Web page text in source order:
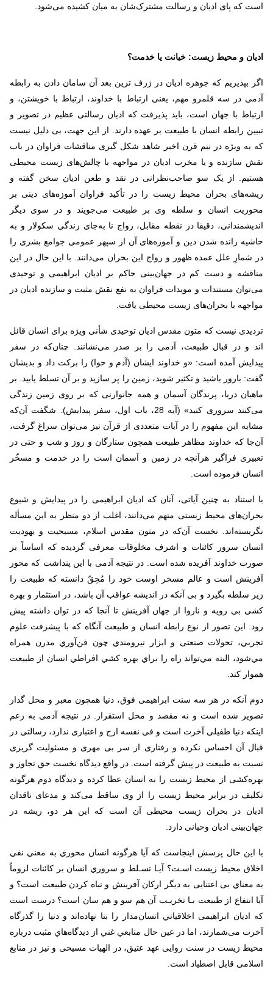
است که پای ادیان و رسالت مشترک‌شان به میان کشیده می‌شود.
ادیان و محیط زیست: خیانت یا خدمت؟
اگر بپذیریم که جوهره ادیان در ژرف‌ ترین بعد آن سامان دادن به رابطه
آدمی در سه قلمرو مهم، یعنی ارتباط با خداوند، ارتباط با خویشتن، و
ارتباط با جهان است، باید پذیرفت که ادیان رسالتی عظیم در تصویر و
تبیین رابطه انسان با طبیعت بر عهده دارند. از این جهت، بی دلیل نیست
که به ویژه در نیم قرن اخیر شاهد شکل گیری مناقشات فراوان در باب
نقش سازنده و یا مخرب ادیان در مواجهه با چالش‌های زیست محیطی
هستیم. از یک سو صاحب‌نظرانی در نقد و طعن ادیان سخن گفته و
ریشه‌های بحران محیط زیست را در تأکید فراوان آموزه‌های دینی بر
محوریت انسان و سلطه وی بر طبیعت می‌جویند و در سوی دیگر
اندیشمندانی، دقیقا در نقطه مقابل، رواج نا به‌جای زندگی سكولار و به
حاشیه رانده شدن دین و آموزه‌های آن از سپهر عمومی جوامع بشری را
در شمارِ علل‌ عمده‌ ظهور و رواج این بحران می‌دانند. با این حال در این
مناقشه و دست کم در جهان‌بینی حاکم بر ادیان ابراهیمی و توحیدی
می‌توان مستندات و مویدات فراوان به نفع نقش مثبت و سازنده ادیان در
مواجهه با بحران‌های زیست محیطی یافت.
تردیدی نیست که متون مقدس ادیان توحیدی شأنی ویژه‌ برای انسان قائل‌
اند و در قبال طبیعت، آدمی را بر صدر می‌نشانند. چنان‌که در سفر
پیدایش آمده است: «و خداوند ایشان (آدم و حوا) را برکت داد و بدیشان
گفت: بارور باشید و تکثیر شوید، زمین را پر سازید و بر آن تسلط یابید. بر
ماهیان دریا، پرندگان آسمان و همه جانوارنی که بر روی زمین زندگی
می‌کنند سروری کنید» (آیه 28، باب اول، سفر پیدایش). شگفت آن‌که
مشابه این مفهوم را در آیات متعددی از قرآن نیز می‌توان سراغ گرفت،
آن‌جا که خداوند مظاهر طبیعت همچون ستارگان و روز و شب و حتی در
تعبیری فراگیر هرآنچه در زمین و آسمان است را در خدمت و مسخّر
انسان فرموده است.
با استناد به چنین آیاتی، آنان که ادیان ابراهیمی را در پیدایش و شیوع
بحران‌های محیط زیستی متهم می‌دانند، اغلب از دو منظر به این مسأله
نگریسته‌اند. نخست آن‌که در متون مقدس اسلام، مسیحیت و یهودیت
انسان سرور کائنات و اشرف مخلوقات معرفی گردیده که اساساً بر
صورت خداوند آفریده شده است. در نتیجه آدمی با این پنداشت که محور
آفرینش است و عالم مسخر اوست خود را مُحِقّ دانسته که طبیعت را
زیر سلطه بگیرد و بی آنکه در اندیشه عواقب آن باشد، در استثمار و بهره
کشی بی رویه و ناروا از جهان آفرینش تا آنجا که در توان داشته پیش
رود. اين تصور از نوع رابطه انسان و طبيعت آنگاه كه با پیشرفت علوم
تجربي، تحولات صنعتی و ابزار نيرومندي چون فن‌آوري مدرن همراه
مي‌شود، البته مي‌تواند راه را براي بهره كشي افراطي انسان از طبيعت
هموار کند.
دوم آنکه در هر سه سنت ابراهیمی فوق، دنیا همچون معبر و محل گذار
تصویر شده است و نه مقصد و محل استقرار. در نتیجه آدمی به زعم
اینکه دنیا طفیلی آخرت است و فی نفسه ارج و اعتباری ندارد، رسالتی در
قبال آن احساس نکرده و رفتاری از سر بی مهری و مسئولیت گریزی
نسبت به طبیعت در پیش گرفته است. در واقع دیدگاه نخست حق تجاوز و
بهره‌کشی از محیط زیست را به انسان عطا کرده و دیدگاه دوم هرگونه
تکلیف در برابر محیط زیست را از وی ساقط می‌کند و مدعای ناقدان
ادیان در بحران زیست محیطی آن است که این هر دو، ریشه در
جهان‌بینی ادیان وحیانی دارد
با این حال پرسش اینجاست که آيا هرگونه انسان محوري به معني نفي
اخلاق محيط زيست اسـت؟ آيـا تسـلط و سروري انسان بر کائنات لزوماً
به معناي بی اعتنایی به دیگر ارکان آفرینش و تباه كردن طبیعت است؟ و
آيا انتفاع از طبیعت بـا تخريـب آن هم سو و هم سان است؟ درست است
که ادیان ابراهیمی اخلاقياتي‌ انسان‌مدار را بنا نهاده‌اند و دنیا را گذرگاه
آخرت می‌شمارند،‌ اما در عین حال منابعي‌ غني‌ از ديدگاه‌هاي‌ مثبت‌ درباره‌
محيط‌ زيست‌ در سنت‌ روایی عهد عتيق‌، در الهيات‌ مسيحی و نیز در منابع
اسلامی قابل اصطیاد است